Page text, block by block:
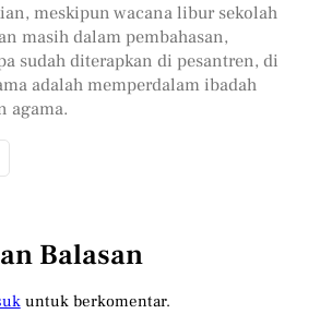
meskipun wacana libur sekolah
masih dalam pembahasan,
sudah diterapkan di pesantren, di
adalah memperdalam ibadah
agama.
Balasan
untuk berkomentar.